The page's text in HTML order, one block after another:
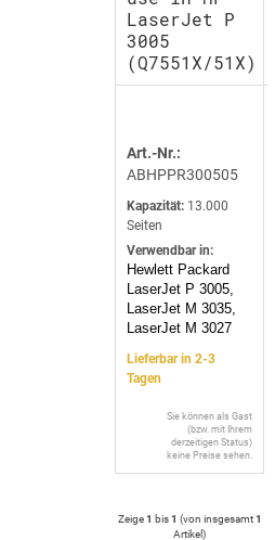
LaserJet P
3005
(Q7551X/51X)
Art.-Nr.:
ABHPPR300505
Kapazität: 13.000
Seiten
Verwendbar in:
Hewlett Packard
LaserJet P 3005,
LaserJet M 3035,
LaserJet M 3027
Lieferbar in 2-3
Tagen
Sie können als Gast
(bzw. mit Ihrem
derzeitigen Status)
keine Preise sehen.
Zeige1 bis1 (von insgesamt1
Artikel)